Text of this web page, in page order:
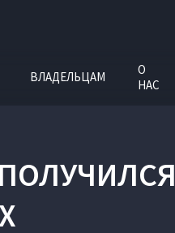
ВЛАДЕЛЬЦАМ
О
НАС
ПОЛУЧИЛСЯ